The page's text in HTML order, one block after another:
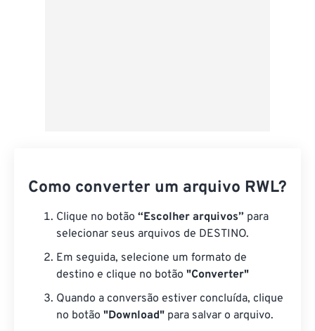
Como converter um arquivo RWL?
Clique no botão “Escolher arquivos” para
selecionar seus arquivos de DESTINO.
Em seguida, selecione um formato de
destino e clique no botão "Converter"
Quando a conversão estiver concluída, clique
no botão "Download" para salvar o arquivo.